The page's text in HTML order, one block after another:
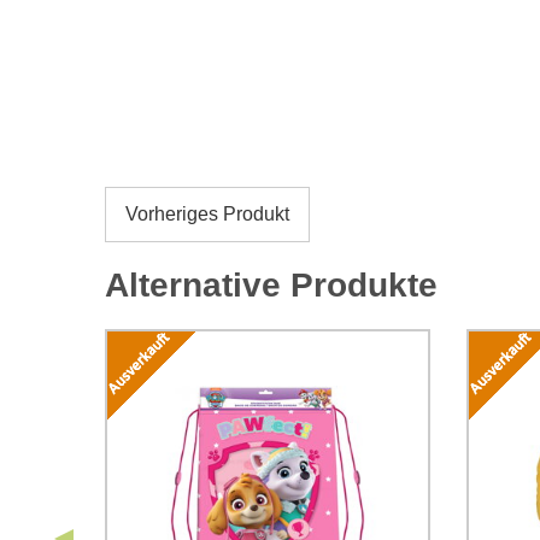
Vorheriges Produkt
Alternative Produkte